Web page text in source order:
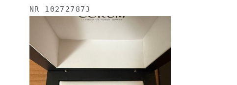
NR 102727873